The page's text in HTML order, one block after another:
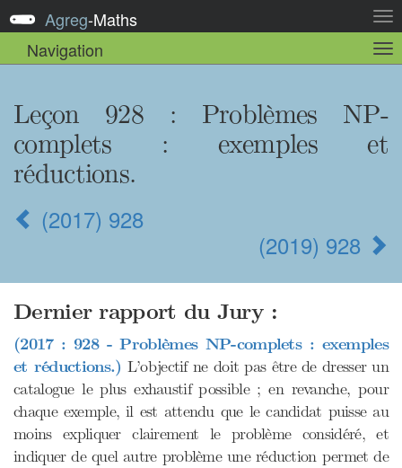
la
Agreg-Maths
Navigation
la
Leçon 928 : Problèmes NP-
complets : exemples et
réductions.
(2017) 928
(2019) 928
Dernier rapport du Jury :
(2017 : 928 - Problèmes NP-complets : exemples
et réductions.) L’objectif ne doit pas être de dresser un
catalogue le plus exhaustif possible ; en revanche, pour
chaque exemple, il est attendu que le candidat puisse au
moins expliquer clairement le problème considéré, et
indiquer de quel autre problème une réduction permet de